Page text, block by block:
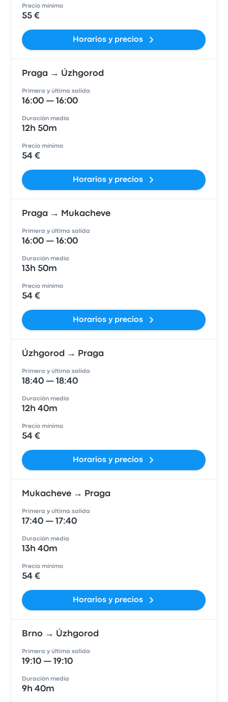
Precio mínimo
55 €
Horarios y precios
Praga → Úzhgorod
Primera y última salida
16:00 — 16:00
Duración media
12h 50m
Precio mínimo
54 €
Horarios y precios
Praga → Mukacheve
Primera y última salida
16:00 — 16:00
Duración media
13h 50m
Precio mínimo
54 €
Horarios y precios
Úzhgorod → Praga
Primera y última salida
18:40 — 18:40
Duración media
12h 40m
Precio mínimo
54 €
Horarios y precios
Mukacheve → Praga
Primera y última salida
17:40 — 17:40
Duración media
13h 40m
Precio mínimo
54 €
Horarios y precios
Brno → Úzhgorod
Primera y última salida
19:10 — 19:10
Duración media
9h 40m